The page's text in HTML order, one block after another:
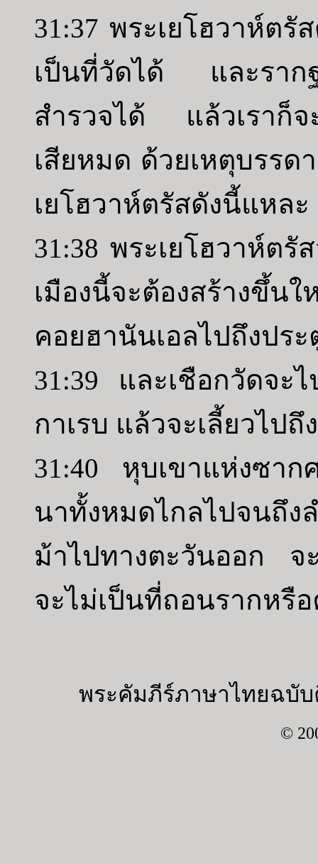
31:37 พระเยโฮวาห์ตรั
เป็นที่วัดได้ และรากฐ
สำรวจได้ แล้วเราก็จะ
เสียหมด ด้วยเหตุบรรด
เยโฮวาห์ตรัสดังนี้แหละ
31:38 พระเยโฮวาห์ตรั
เมืองนี้จะต้องสร้างขึ้น
คอยฮานันเอลไปถึงปร
31:39 และเชือกวัดจะ
กาเรบ แล้วจะเลี้ยวไป
31:40 หุบเขาแห่งซา
นาทั้งหมดไกลไปจนถึง
ม้าไปทางตะวันออก จ
จะไม่เป็นที่ถอนรากหรื
พระคัมภีร์ภาษาไทยฉบับ
©